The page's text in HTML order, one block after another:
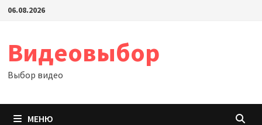
Перейти
06.08.2026
Видеовыбор
Выбор видео
МЕНЮ